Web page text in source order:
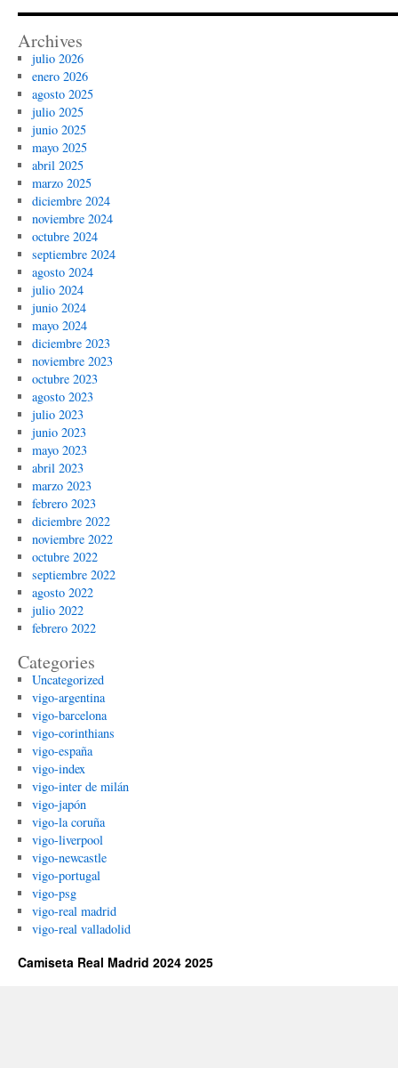
Archives
julio 2026
enero 2026
agosto 2025
julio 2025
junio 2025
mayo 2025
abril 2025
marzo 2025
diciembre 2024
noviembre 2024
octubre 2024
septiembre 2024
agosto 2024
julio 2024
junio 2024
mayo 2024
diciembre 2023
noviembre 2023
octubre 2023
agosto 2023
julio 2023
junio 2023
mayo 2023
abril 2023
marzo 2023
febrero 2023
diciembre 2022
noviembre 2022
octubre 2022
septiembre 2022
agosto 2022
julio 2022
febrero 2022
Categories
Uncategorized
vigo-argentina
vigo-barcelona
vigo-corinthians
vigo-españa
vigo-index
vigo-inter de milán
vigo-japón
vigo-la coruña
vigo-liverpool
vigo-newcastle
vigo-portugal
vigo-psg
vigo-real madrid
vigo-real valladolid
Camiseta Real Madrid 2024 2025